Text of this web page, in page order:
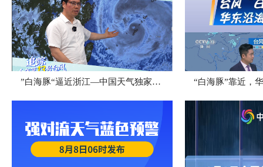
”白海豚“逼近浙江—中国天气独家解读 “白海豚”靠近，